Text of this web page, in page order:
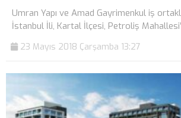
Umran Yapı ve Amad Gayrimenkul iş
İstanbul İli, Kartal İlçesi, Petroliş
23 Mayıs 2018 Çarşamba 13:27